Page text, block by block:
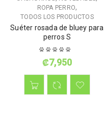
ROPA PERRO,
TODOS LOS PRODUCTOS
Suéter rosada de bluey para
perros S
₡7,950